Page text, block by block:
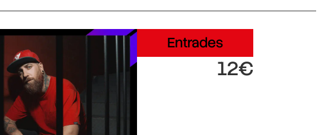
Entrades
12€